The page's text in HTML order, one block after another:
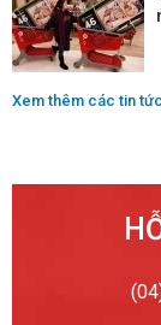
Xem thêm các tin